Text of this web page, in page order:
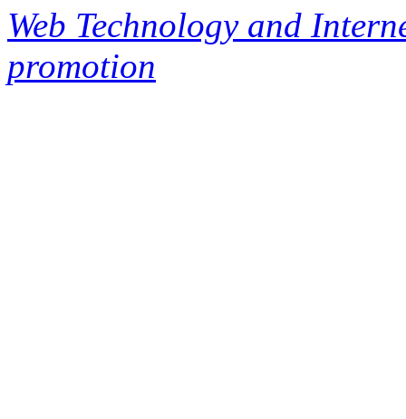
Web Technology and
promotion